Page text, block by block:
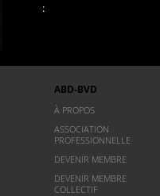
:
ABD-BVD
À PROPOS
ASSOCIATION
PROFESSIONNELLE
DEVENIR MEMBRE
DEVENIR MEMBRE
COLLECTIF